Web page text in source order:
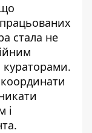
стала не
кураторами.
і